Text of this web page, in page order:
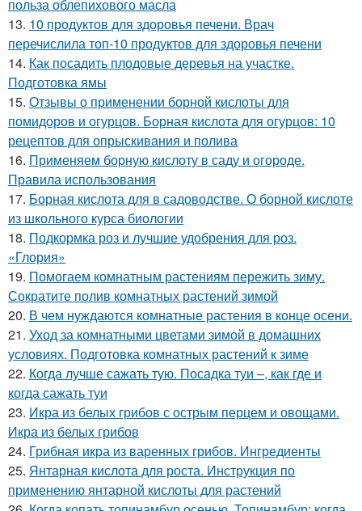
польза облепихового масла
13. 10 продуктов для здоровья печени. Врач
перечислила топ-10 продуктов для здоровья печени
14. Как посадить плодовые деревья на участке.
Подготовка ямы
15. Отзывы о применении борной кислоты для
помидоров и огурцов. Борная кислота для огурцов: 10
рецептов для опрыскивания и полива
16. Применяем борную кислоту в саду и огороде.
Правила использования
17. Борная кислота для в садоводстве. О борной кислоте
из школьного курса биологии
18. Подкормка роз и лучшие удобрения для роз.
«Глория»
19. Помогаем комнатным растениям пережить зиму.
Сократите полив комнатных растений зимой
20. В чем нуждаются комнатные растения в конце осени.
21. Уход за комнатными цветами зимой в домашних
условиях. Подготовка комнатных растений к зиме
22. Когда лучше сажать тую. Посадка туи –, как где и
когда сажать туи
23. Икра из белых грибов с острым перцем и овощами.
Икра из белых грибов
24. Грибная икра из варенных грибов. Ингредиенты
25. Янтарная кислота для роста. Инструкция по
применению янтарной кислоты для растений